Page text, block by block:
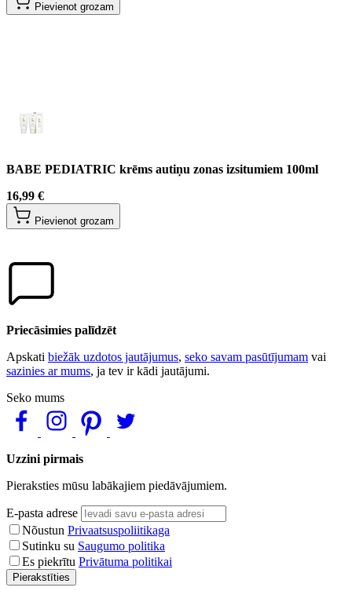
Pievienot grozam
BABE PEDIATRIC krēms autiņu zonas izsitumiem 100ml
16,99 €
Pievienot grozam
Priecāsimies palīdzēt
Apskati biežāk uzdotos jautājumus, seko savam pasūtījumam vai
sazinies ar mums, ja tev ir kādi jautājumi.
Seko mums
Uzzini pirmais
Pieraksties mūsu labākajiem piedāvājumiem.
E-pasta adrese
Nõustun Privaatsuspoliitikaga
Sutinku su Saugumo politika
Es piekrītu Privātuma politikai
Pierakstīties